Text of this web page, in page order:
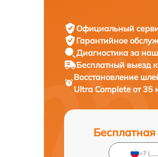
Официальный
Гарантийное
Диагностика за наш
Бесплатный выезд
Восстановление
Ultra Complete от 35